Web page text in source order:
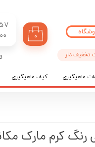
۰
ماهیگیری کیف ماهیگیری
تخفیف دار
کرم مارک